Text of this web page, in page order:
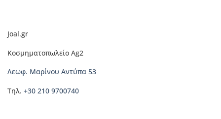
επιλεγούν
σελίδα
προϊόντος
Joal.gr
Κοσμηματοπωλείο Ag2
Λεωφ. Μαρίνου Αντύπα 53
Τηλ. +30 210 9700740